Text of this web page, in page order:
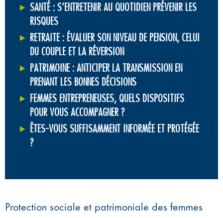
SANTÉ : S’ENTRETENIR AU QUOTIDIEN PRÉVENIR LES
RISQUES
RETRAITE : ÉVALUER SON NIVEAU DE PENSION, CELUI
DU COUPLE ET LA RÉVERSION
PATRIMOINE : ANTICIPER LA TRANSMISSION EN
PRENANT LES BONNES DÉCISIONS
FEMMES ENTREPRENEUSES, QUELS DISPOSITIFS
POUR VOUS ACCOMPAGNER ?
ÊTES-VOUS SUFFISAMMENT INFORMÉE ET PROTÉGÉE
?
Protection sociale et patrimoniale des femmes